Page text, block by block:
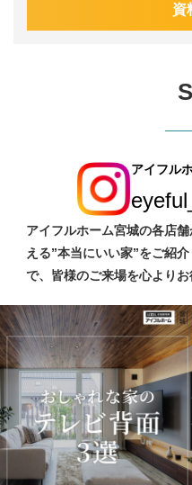
資
アイフル
アイフルホーム宮城の各店
える”本当にいい家”をご紹
で、皆様のご来場を心よりお